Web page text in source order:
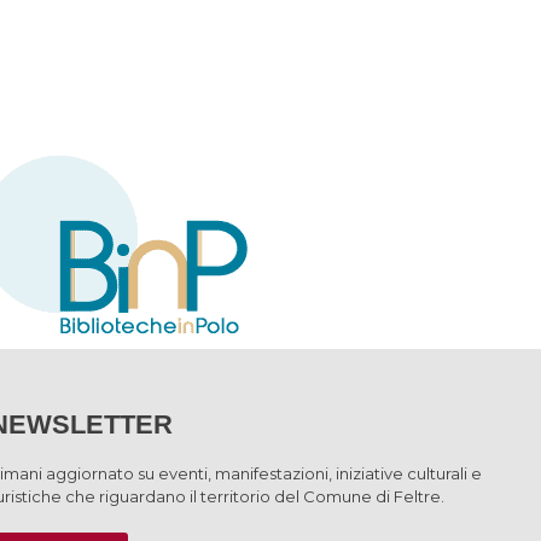
aggiornato su eventi, manifestazioni, iniziative culturali e
che riguardano il territorio del Comune di Feltre.